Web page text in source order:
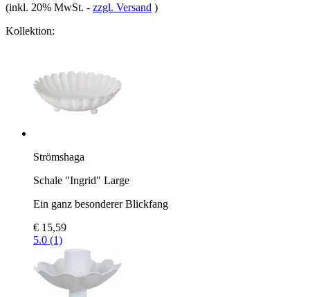
(inkl. 20% MwSt. - zzgl. Versand )
Kollektion:
Strömshaga
Schale "Ingrid" Large
Ein ganz besonderer Blickfang
€ 15,59
5.0 (1)